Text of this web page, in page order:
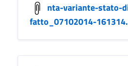
nta-variante-stato-
fatto_07102014-